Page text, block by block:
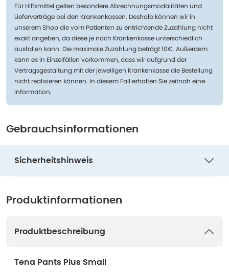
Für Hilfsmittel gelten besondere Abrechnungsmodalitäten und
Lieferverträge bei den Krankenkassen. Deshalb können wir in
unserem Shop die vom Patienten zu entrichtende Zuzahlung nicht
exakt angeben, da diese je nach Krankenkasse unterschiedlich
ausfallen kann. Die maximale Zuzahlung beträgt 10€. Außerdem
kann es in Einzelfällen vorkommen, dass wir aufgrund der
Vertragsgestaltung mit der jeweiligen Krankenkasse die Bestellung
nicht realisieren können. In diesem Fall erhalten Sie zeitnah eine
Information.
Gebrauchsinformationen
Sicherheitshinweis
Produktinformationen
Produktbeschreibung
Tena Pants Plus Small